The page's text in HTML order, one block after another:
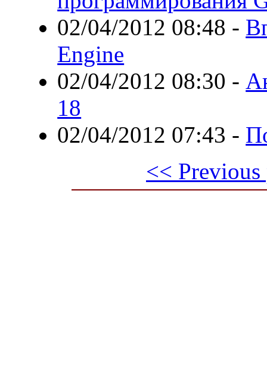
02/04/2012 08:48 -
Engine
02/04/2012 08:30 -
18
02/04/2012 07:43 -
<< Previous